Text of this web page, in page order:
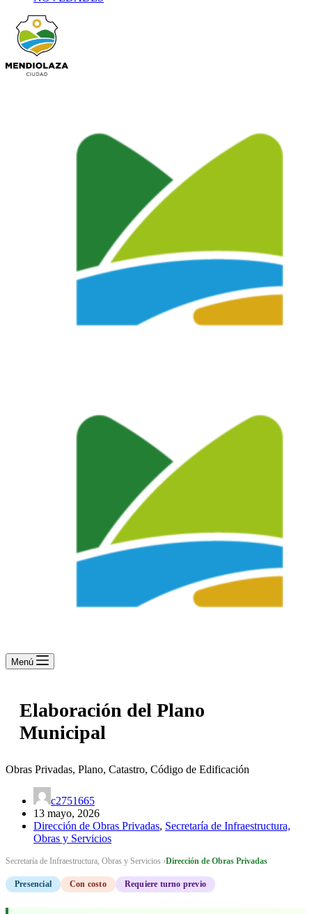
Menú
Elaboración del Plano
Municipal
Obras Privadas, Plano, Catastro, Código de Edificación
c2751665
13 mayo, 2026
Dirección de Obras Privadas, Secretaría de Infraestructura,
Obras y Servicios
Secretaría de Infraestructura, Obras y Servicios ›Dirección de Obras Privadas
Presencial Con costo Requiere turno previo